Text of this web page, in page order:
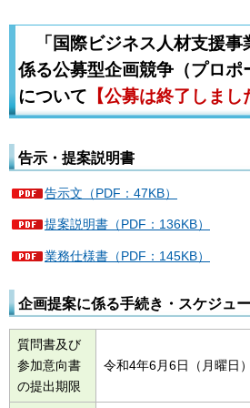
「国際ビジネス人材支援事
係る公募型企画競争（プロポ
について 【公募は終了しまし
告示・提案説明書
告示文（PDF：47KB）
提案説明書（PDF：136KB）
業務仕様書（PDF：145KB）
企画提案に係る手続き・スケジュ
質問書及び
参加意向書
の提出期限
令和4年6月6日（月曜日